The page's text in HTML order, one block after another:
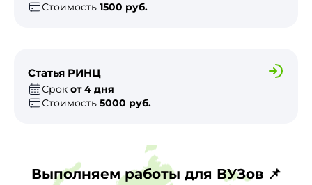
Стоимость 1500 руб.
Статья РИНЦ
Срок от 4 дня
Стоимость 5000 руб.
Выполняем работы для ВУЗов 📌